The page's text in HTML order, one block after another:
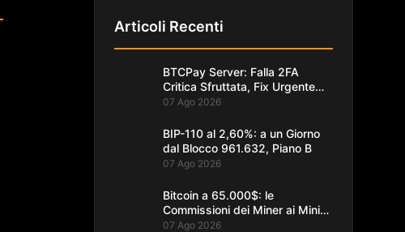
Articoli Recenti
BTCPay Server: Falla 2FA
Critica Sfruttata, Fix Urgente
alla 2.4.2
07 Ago 2026
BIP-110 al 2,60%: a un Giorno
dal Blocco 961.632, Piano B
07 Ago 2026
Bitcoin a 65.000$: le
Commissioni dei Miner ai Minimi
da un Decennio
07 Ago 2026